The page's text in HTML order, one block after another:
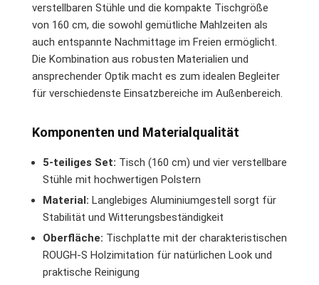
verstellbaren Stühle und die kompakte Tischgröße
von 160 cm, die sowohl gemütliche Mahlzeiten als
auch entspannte Nachmittage im Freien ermöglicht.
Die Kombination aus robusten Materialien und
ansprechender Optik macht es zum idealen Begleiter
für verschiedenste Einsatzbereiche im Außenbereich.
Komponenten und Materialqualität
5-teiliges Set: Tisch (160 cm) und vier verstellbare
Stühle mit hochwertigen Polstern
Material: Langlebiges Aluminiumgestell sorgt für
Stabilität und Witterungsbeständigkeit
Oberfläche: Tischplatte mit der charakteristischen
ROUGH-S Holzimitation für natürlichen Look und
praktische Reinigung